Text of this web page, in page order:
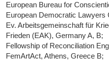
European Bureau for
European Democratic Lawyers
Ev. Arbeitsgemeinschaft für
Frieden (EAK), Germany A, B;
Fellowship of Reconciliation
FemArtAct, Athens, Greece B;